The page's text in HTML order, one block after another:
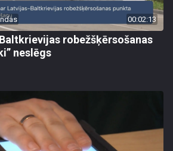
00:02:13
robežšķērsošanas
neslēgs